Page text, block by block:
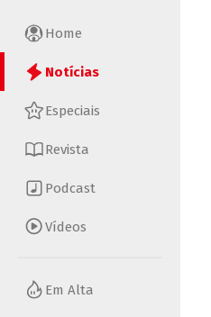
Home
Notícias
Especiais
Revista
Podcast
Vídeos
Em Alta